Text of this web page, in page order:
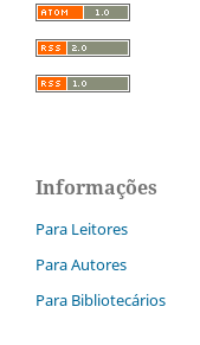
Informações
Para Leitores
Para Autores
Para Bibliotecários